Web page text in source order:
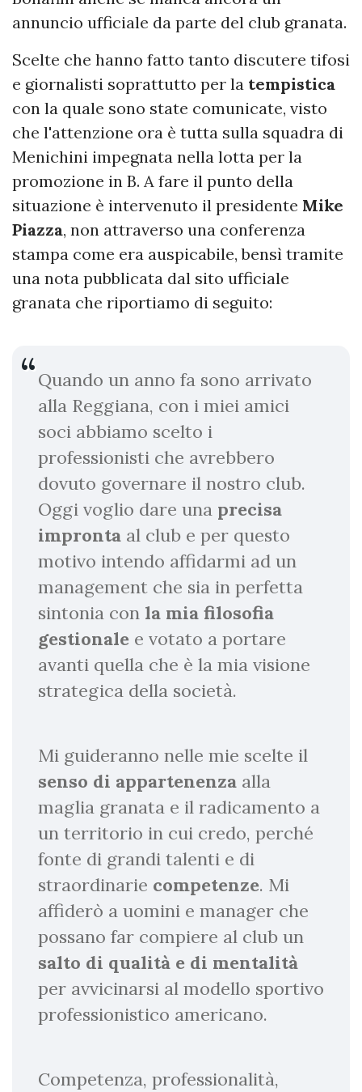
annuncio ufficiale da parte del club granata.
Scelte che hanno fatto tanto discutere tifosi
e giornalisti soprattutto per la tempistica
con la quale sono state comunicate, visto
che l'attenzione ora è tutta sulla squadra di
Menichini impegnata nella lotta per la
promozione in B. A fare il punto della
situazione è intervenuto il presidente Mike
Piazza, non attraverso una conferenza
stampa come era auspicabile, bensì tramite
una nota pubblicata dal sito ufficiale
granata che riportiamo di seguito:
Quando un anno fa sono arrivato
alla Reggiana, con i miei amici
soci abbiamo scelto i
professionisti che avrebbero
dovuto governare il nostro club.
Oggi voglio dare una precisa
impronta al club e per questo
motivo intendo affidarmi ad un
management che sia in perfetta
sintonia con la mia filosofia
gestionale e votato a portare
avanti quella che è la mia visione
strategica della società.
Mi guideranno nelle mie scelte il
senso di appartenenza alla
maglia granata e il radicamento a
un territorio in cui credo, perché
fonte di grandi talenti e di
straordinarie competenze. Mi
affiderò a uomini e manager che
possano far compiere al club un
salto di qualità e di mentalità
per avvicinarsi al modello sportivo
professionistico americano.
Competenza, professionalità,